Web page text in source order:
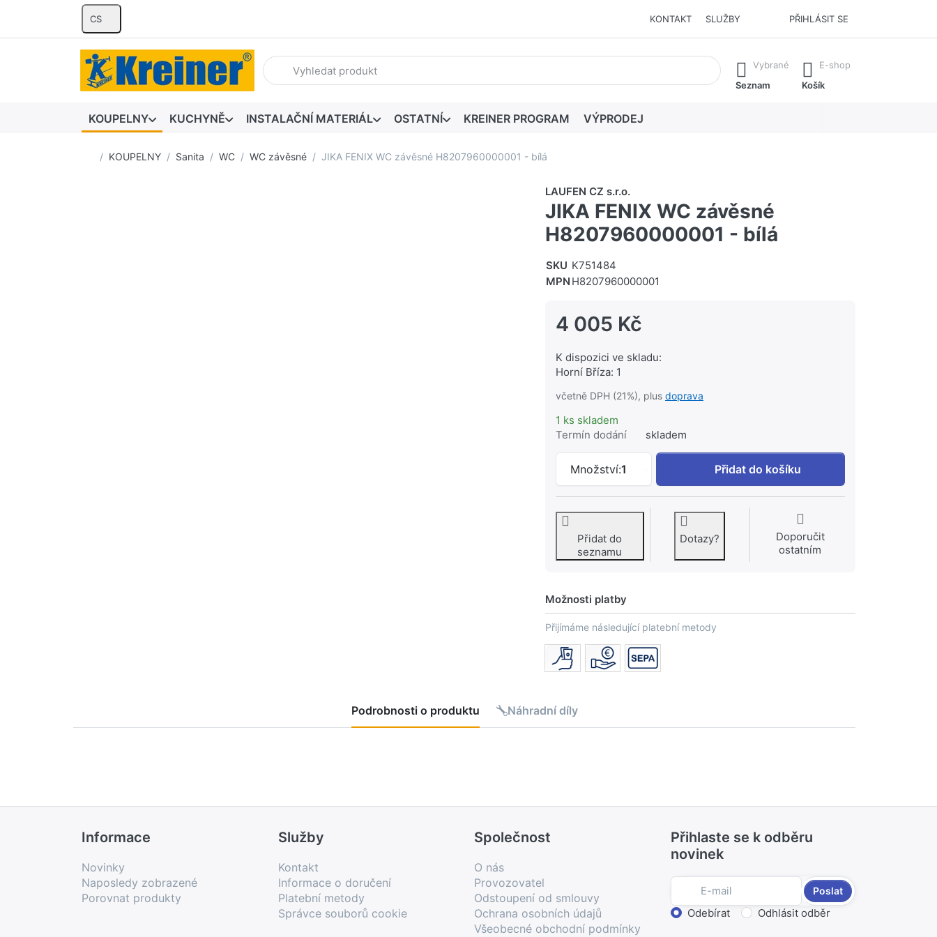
CS KONTAKT SLUŽBY PŘIHLÁSIT SE
Zadejte hledaný výraz. První výsledky se zobrazí automaticky při zadávání. Stisknutím klávesy Enter vyvoláte všechny výsledky.
Vybrané
Seznam
E-shop
Košík
KOUPELNY KUCHYNĚ INSTALAČNÍ MATERIÁL OSTATNÍ KREINER PROGRAM VÝPRODEJ
Domovská stránka
KOUPELNY Sanita WC WC závěsné JIKA FENIX WC závěsné H8207960000001 - bílá
LAUFEN CZ s.r.o.
JIKA FENIX WC závěsné
H8207960000001 - bílá
SKU K751484
MPN H8207960000001
4 005 Kč
K dispozici ve skladu:
Horní Bříza: 1
včetně DPH (21%), plus doprava
1 ks skladem
Termín dodání
skladem
Množství:1
JIKA FENIX WC závěsné H8207960000001 - bílá k 4 005
Přidat do košíku
Přidat do
seznamu
Dotazy?
Doporučit
ostatním
Možnosti platby
Přijímáme následující platební metody
Podrobnosti o produktu Náhradní díly
Informace
Novinky
Naposledy zobrazené
Porovnat produkty
Služby
Kontakt
Informace o doručení
Platební metody
Správce souborů cookie
Společnost
O nás
Provozovatel
Odstoupení od smlouvy
Ochrana osobních údajů
Všeobecné obchodní podmínky
Přihlaste se k odběru
novinek
Poslat
Zvolte akci
Odebírat Odhlásit odběr